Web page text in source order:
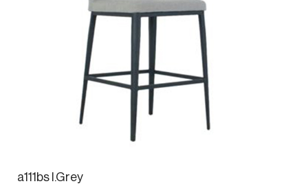
a111bs l.Grey